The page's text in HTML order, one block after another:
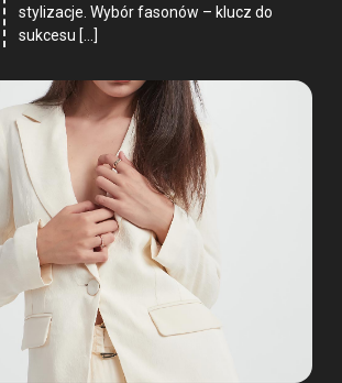
stylizacje. Wybór fasonów – klucz do
sukcesu […]